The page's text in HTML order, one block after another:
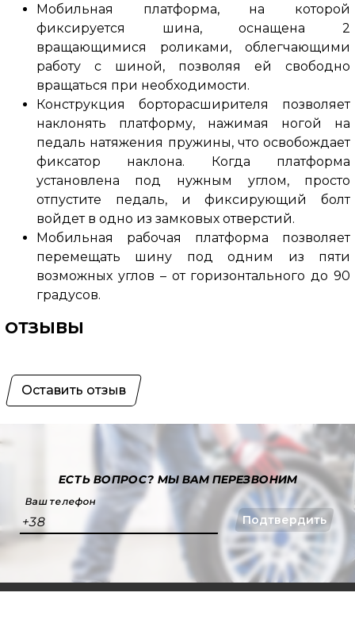
Мобильная платформа, на которой
фиксируется шина, оснащена 2
вращающимися роликами, облегчающими
работу с шиной, позволяя ей свободно
вращаться при необходимости.
Конструкция борторасширителя позволяет
наклонять платформу, нажимая ногой на
педаль натяжения пружины, что освобождает
фиксатор наклона. Когда платформа
установлена ​​под нужным углом, просто
отпустите педаль, и фиксирующий болт
войдет в одно из замковых отверстий.
Мобильная рабочая платформа позволяет
перемещать шину под одним из пяти
возможных углов – от горизонтального до 90
градусов.
ОТЗЫВЫ
Оставить отзыв
ЕСТЬ ВОПРОС?МЫ ВАМ ПЕРЕЗВОНИМ
Ваш телефон
+38 Подтвердить